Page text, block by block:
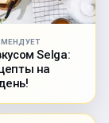
Selga:
на